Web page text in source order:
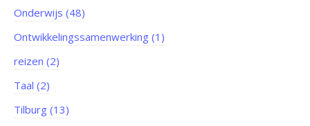
Onderwijs (48)
Ontwikkelingssamenwerking (1)
reizen (2)
Taal (2)
Tilburg (13)